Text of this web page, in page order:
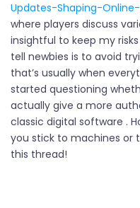
Updates-Shaping-
where players discuss
insightful to keep my
tell newbies is to avoid
that’s usually when
started questioning
actually give a more
classic digital software .
you stick to machines or
this thread!